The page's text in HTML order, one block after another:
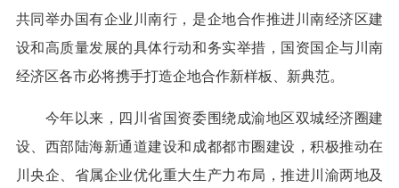
共同举办国有企业川南行，是企地合作推进川南经济区建
设和高质量发展的具体行动和务实举措，国资国企与川南
经济区各市必将携手打造企地合作新样板、新典范。
今年以来，四川省国资委围绕成渝地区双城经济圈建
设、西部陆海新通道建设和成都都市圈建设，积极推动在
川央企、省属企业优化重大生产力布局，推进川渝两地及